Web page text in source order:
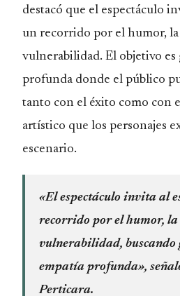
destacó que el espectáculo
un recorrido por el humor, la
vulnerabilidad. El objetivo es
profunda donde el público
tanto con el éxito como con
artístico que los personajes
escenario.
«El espectáculo invita al
recorrido por el humor,
vulnerabilidad, buscando
empatía profunda»,
Perticara.